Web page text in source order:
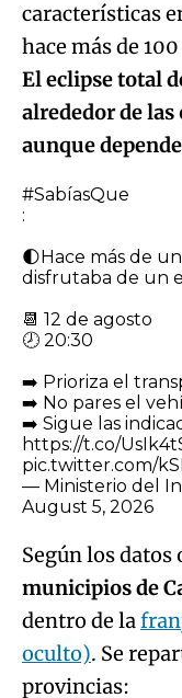
características
hace más de
El eclipse total
alrededor de las
aunque
#SabíasQue
:
🌓Hace más de
disfrutaba de un
📆 12 de agosto
🕗 20:30
➡️ Prioriza el
➡️ No pares el
➡️ Sigue las
https://t.co/
pic.twitter.com/
— Ministerio del
August 5, 2026
Según los datos
municipios de
dentro de la
oculto). Se
provincias: